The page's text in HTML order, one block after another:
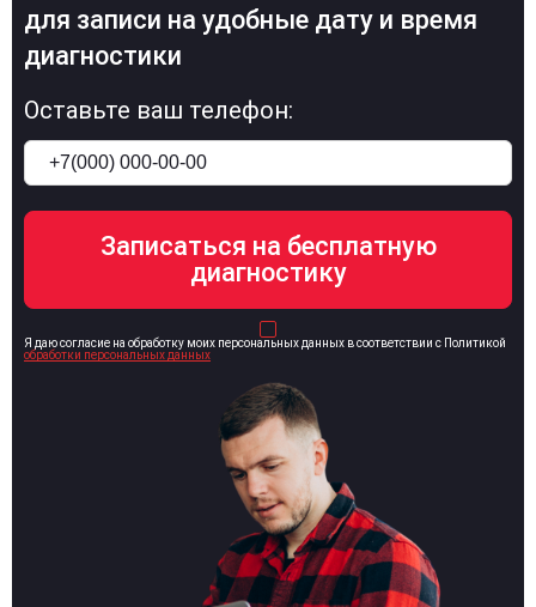
для записи на удобные дату и время
диагностики
Оставьте ваш телефон:
Я даю согласие на обработку моих персональных данных в соответствии с Политикой
обработки персональных данных